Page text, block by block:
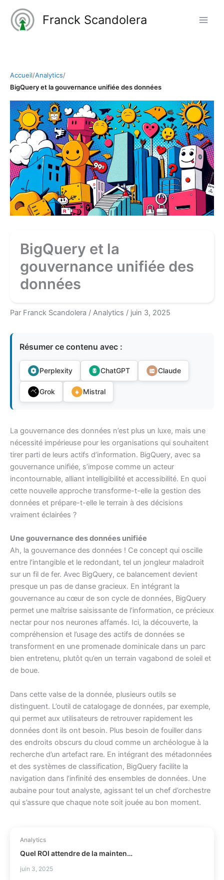
contenu
Franck Scandolera
Accueil/Analytics/
BigQuery et la gouvernance unifiée des données
BigQuery et la
gouvernance unifiée des
données
Par Franck Scandolera / Analytics / juin 3, 2025
Résumer ce contenu avec :
Perplexity ChatGPT Claude
Grok Mistral
La gouvernance des données n’est plus un luxe, mais une
nécessité impérieuse pour les organisations qui souhaitent
tirer parti de leurs actifs d’information. BigQuery, avec sa
gouvernance unifiée, s’impose comme un acteur
incontournable, alliant intelligibilité et accessibilité. En quoi
cette nouvelle approche transforme-t-elle la gestion des
données et prépare-t-elle le terrain à des décisions
vraiment éclairées ?
Une gouvernance des données unifiée
Ah, la gouvernance des données ! Ce concept qui oscille
entre l’intangible et le redondant, tel un jongleur maladroit
sur un fil de fer. Avec BigQuery, ce balancement devient
presque un pas de danse gracieux. En intégrant la
gouvernance au cœur de son cycle de données, BigQuery
permet une maîtrise saisissante de l’information, ce précieux
nectar pour nos neurones affamés. Ici, la découverte, la
compréhension et l’usage des actifs de données se
transforment en une promenade dominicale dans un parc
bien entretenu, plutôt qu’en un terrain vagabond de soleil et
de boue.
Dans cette valse de la donnée, plusieurs outils se
distinguent. L’outil de catalogage de données, par exemple,
qui permet aux utilisateurs de retrouver rapidement les
données dont ils ont besoin. Plus besoin de fouiller dans
des endroits obscurs du cloud comme un archéologue à la
recherche d’un artefact rare. En intégrant des métadonnées
et des systèmes de classification, BigQuery facilite la
navigation dans l’infinité des ensembles de données. Une
aubaine pour tout analyste, agissant tel un chef d’orchestre
qui s’assure que chaque note soit jouée au bon moment.
Analytics
Quel ROI attendre de la maintenance prédictive ?
juin 3, 2025